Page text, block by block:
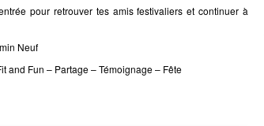
pour retrouver tes amis festivaliers et continuer à
Neuf
and Fun – Partage – Témoignage – Fête